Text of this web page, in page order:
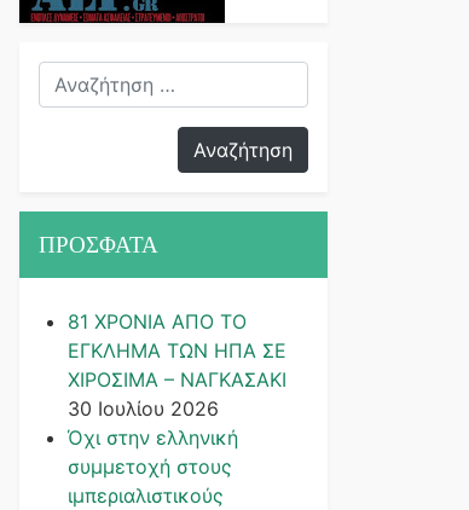
ΠΡΟΣΦΑΤΑ
81 ΧΡΟΝΙΑ ΑΠΟ ΤΟ
ΕΓΚΛΗΜΑ ΤΩΝ ΗΠΑ ΣΕ
ΧΙΡΟΣΙΜΑ – ΝΑΓΚΑΣΑΚΙ
30 Ιουλίου 2026
Όχι στην ελληνική
συμμετοχή στους
ιμπεριαλιστικούς